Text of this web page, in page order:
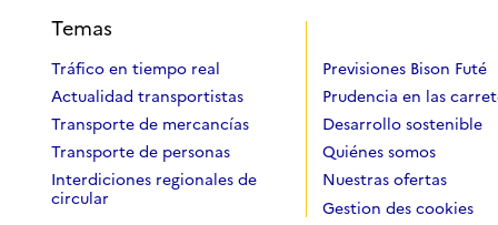
Temas
Tráfico en tiempo real
Actualidad transportistas
Transporte de mercancías
Transporte de personas
Interdiciones regionales de
circular
Previsiones Bison Futé
Prudencia en las
Desarrollo sostenible
Quiénes somos
Nuestras ofertas
Gestion des cookies